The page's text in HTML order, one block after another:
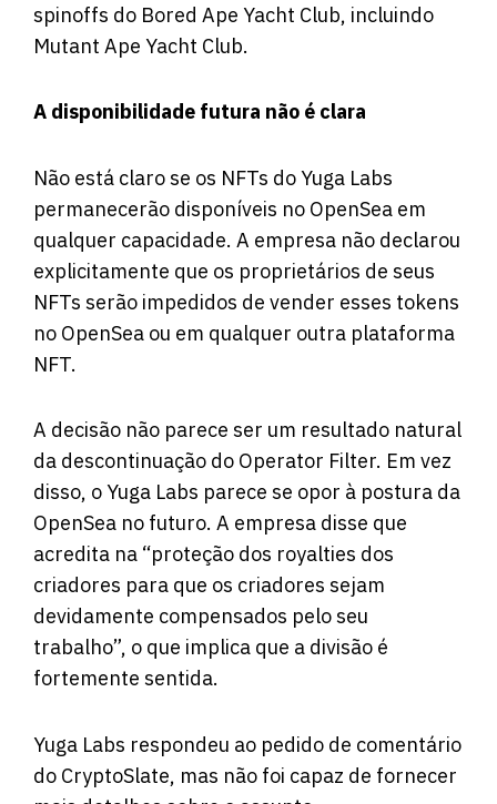
spinoffs do Bored Ape Yacht Club, incluindo
Mutant Ape Yacht Club.
A disponibilidade futura não é clara
Não está claro se os NFTs do Yuga Labs
permanecerão disponíveis no OpenSea em
qualquer capacidade. A empresa não declarou
explicitamente que os proprietários de seus
NFTs serão impedidos de vender esses tokens
no OpenSea ou em qualquer outra plataforma
NFT.
A decisão não parece ser um resultado natural
da descontinuação do Operator Filter. Em vez
disso, o Yuga Labs parece se opor à postura da
OpenSea no futuro. A empresa disse que
acredita na “proteção dos royalties dos
criadores para que os criadores sejam
devidamente compensados ​​pelo seu
trabalho”, o que implica que a divisão é
fortemente sentida.
Yuga Labs respondeu ao pedido de comentário
do CryptoSlate, mas não foi capaz de fornecer